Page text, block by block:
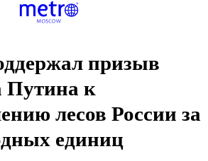
призыв
Путина к
лесов России за
единиц